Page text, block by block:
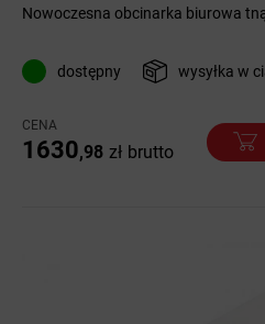
Nowoczesna obcinarka biurowa
dostępny wysyłka w
CENA
1630,98 zł brutto